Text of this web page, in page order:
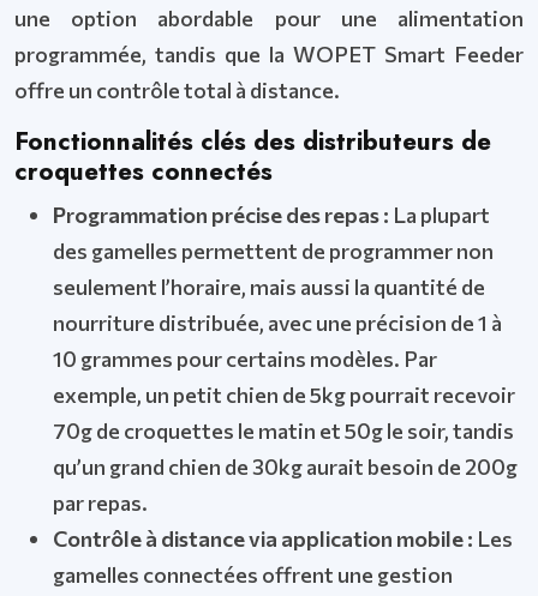
une option abordable pour une alimentation
programmée, tandis que la WOPET Smart Feeder
offre un contrôle total à distance.
Fonctionnalités clés des distributeurs de
croquettes connectés
Programmation précise des repas : La plupart
des gamelles permettent de programmer non
seulement l’horaire, mais aussi la quantité de
nourriture distribuée, avec une précision de 1 à
10 grammes pour certains modèles. Par
exemple, un petit chien de 5kg pourrait recevoir
70g de croquettes le matin et 50g le soir, tandis
qu’un grand chien de 30kg aurait besoin de 200g
par repas.
Contrôle à distance via application mobile : Les
gamelles connectées offrent une gestion